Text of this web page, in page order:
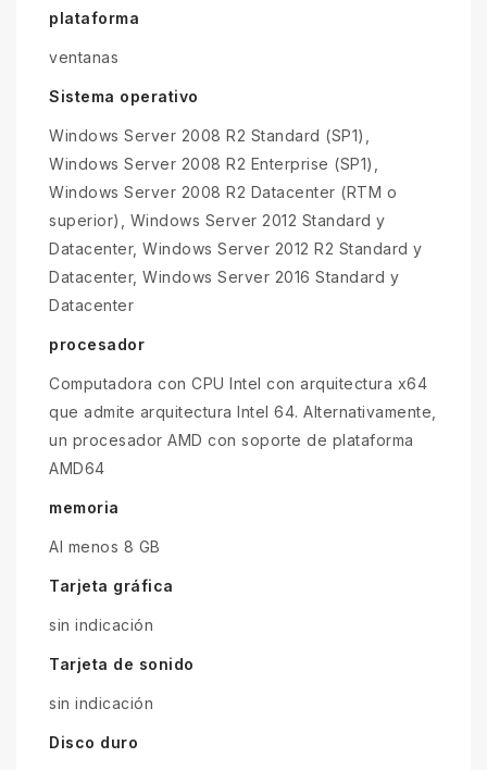
plataforma
ventanas
Sistema operativo
Windows Server 2008 R2 Standard (SP1),
Windows Server 2008 R2 Enterprise (SP1),
Windows Server 2008 R2 Datacenter (RTM o
superior), Windows Server 2012 Standard y
Datacenter, Windows Server 2012 R2 Standard y
Datacenter, Windows Server 2016 Standard y
Datacenter
procesador
Computadora con CPU Intel con arquitectura x64
que admite arquitectura Intel 64. Alternativamente,
un procesador AMD con soporte de plataforma
AMD64
memoria
Al menos 8 GB
Tarjeta gráfica
sin indicación
Tarjeta de sonido
sin indicación
Disco duro